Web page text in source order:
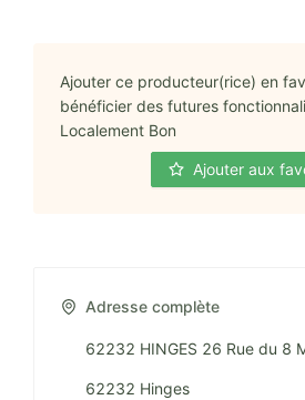
Ajouter ce producteur(rice) en
bénéficier des futures
Localement Bon
Ajouter aux
Adresse complète
62232 HINGES 26 Rue du 8
62232 Hinges